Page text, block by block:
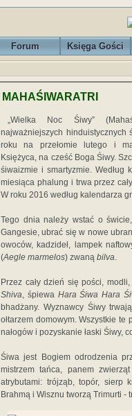
Forum Księga Gości
MAHAŚIWARATRI
„Wielka Noc Śiwy”
najważniejszych hinduistycznych
roku na przełomie lutego i
Księżyca, na cześć Boga Śiwy.
śiwaizmie i smartyzmie. Według
miesiąca phalung i trwa przez
W roku 2016 według kalendarza
Tego dnia należy wstać o
Gangesie, ubrać się w nowe
owoców, kadzideł, lampek
(Aegle marmelos) zwaną bilva.
Przez cały dzień się pości,
Shiva, śpiewa Hara Śiwa Hara
bhadżany. Wyznawcy Śiwy
ołtarzem domowym. Wszystkie
nałogów i pozyskanie łaski Śiwy,
Śiwa jest Bogiem odrodzenia
mistrzem tańca, panem
atrybutami: trójząb, topór, sierp
Brahmą i Wisznu tworzą Trimurti -